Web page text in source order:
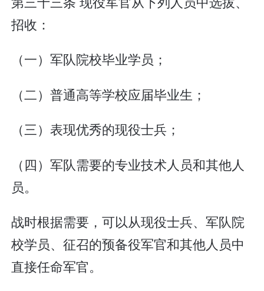
招收：
（一）军队院校毕业学员；
（二）普通高等学校应届毕业生；
（三）表现优秀的现役士兵；
（四）军队需要的专业技术人员和其他人
员。
战时根据需要，可以从现役士兵、军队院
校学员、征召的预备役军官和其他人员中
直接任命军官。